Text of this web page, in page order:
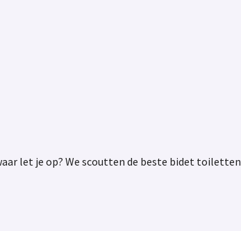
let je op? We scoutten de beste bidet